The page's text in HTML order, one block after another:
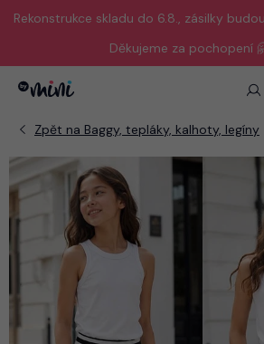
Rekonstrukce skladu do 6.8., zásilky
Děkujeme za pochopení